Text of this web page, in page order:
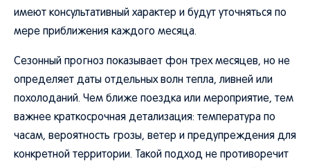
имеют консультативный характер и будут уточняться по
мере приближения каждого месяца.
Сезонный прогноз показывает фон трех месяцев, но не
определяет даты отдельных волн тепла, ливней или
похолоданий. Чем ближе поездка или мероприятие, тем
важнее краткосрочная детализация: температура по
часам, вероятность грозы, ветер и предупреждения для
конкретной территории. Такой подход не противоречит